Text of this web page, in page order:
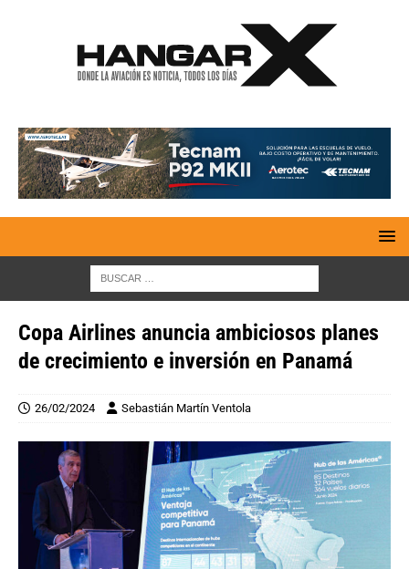
Copa Airlines anuncia ambiciosos planes
de crecimiento e inversión en Panamá
26/02/2024 Sebastián Martín Ventola